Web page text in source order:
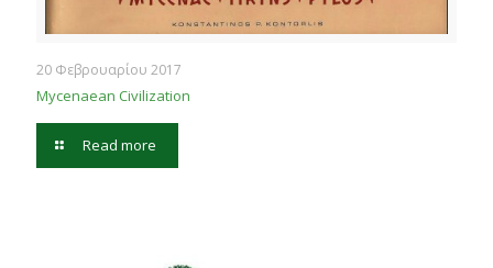
20 Φεβρουαρίου 2017
Mycenaean Civilization
Read more